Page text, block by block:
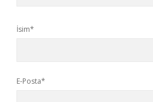
İsim*
E-Posta*